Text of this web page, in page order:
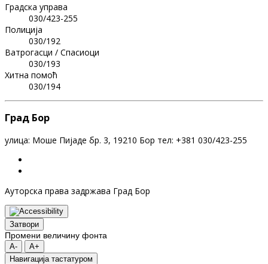
Градска управа
030/423-255
Полиција
030/192
Ватрогасци / Спасиоци
030/193
Хитна помоћ
030/194
Град Бор
улица: Моше Пијаде бр. 3, 19210 Бор тел: +381 030/423-255
Ауторска права задржава Град Бор
Затвори
Промени величину фонта
A-
A+
Навигација тастатуром